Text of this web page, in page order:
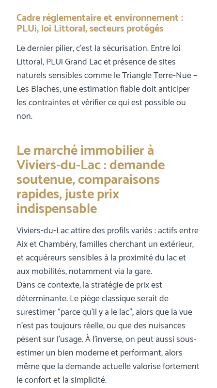
Cadre réglementaire et environnement :
PLUi, loi Littoral, secteurs protégés
Le dernier pilier, c’est la sécurisation. Entre loi
Littoral, PLUi Grand Lac et présence de sites
naturels sensibles comme le Triangle Terre-Nue –
Les Blaches, une estimation fiable doit anticiper
les contraintes et vérifier ce qui est possible ou
non.
Le marché immobilier à
Viviers-du-Lac : demande
soutenue, comparaisons
rapides, juste prix
indispensable
Viviers-du-Lac attire des profils variés : actifs entre
Aix et Chambéry, familles cherchant un extérieur,
et acquéreurs sensibles à la proximité du lac et
aux mobilités, notamment via la gare.
Dans ce contexte, la stratégie de prix est
déterminante. Le piège classique serait de
surestimer “parce qu’il y a le lac”, alors que la vue
n’est pas toujours réelle, ou que des nuisances
pèsent sur l’usage. À l’inverse, on peut aussi sous-
estimer un bien moderne et performant, alors
même que la demande actuelle valorise fortement
le confort et la simplicité.